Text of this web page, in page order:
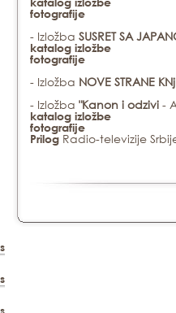
fotografije
- Izložba SUSRET SA
katalog izložbe
fotografije
- Izložba NOVE STRANE
- Izložba "Kanon i odzivi -
katalog izložbe
fotografije
PrilogRadio-televizije